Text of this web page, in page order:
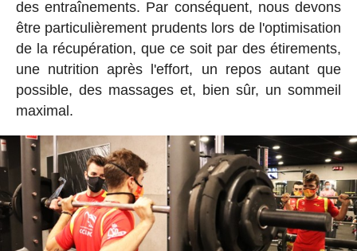
des entraînements. Par conséquent, nous devons
être particulièrement prudents lors de l'optimisation
de la récupération, que ce soit par des étirements,
une nutrition après l'effort, un repos autant que
possible, des massages et, bien sûr, un sommeil
maximal.